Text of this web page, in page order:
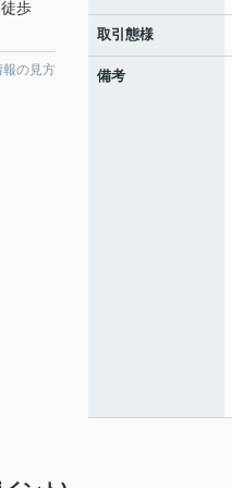
歩
報の見方
取引態様
備考